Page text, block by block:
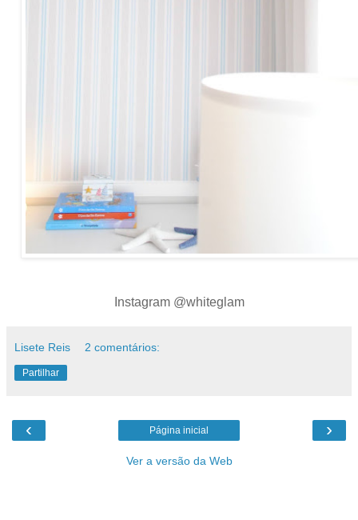
Instagram @whiteglam
Lisete Reis 2 comentários:
Partilhar
‹ ›
Página inicial
Ver a versão da Web